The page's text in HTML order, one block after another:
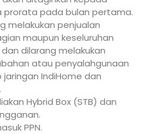
prorata pada bulan pertama.
melakukan penjualan
maupun keseluruhan
dilarang melakukan
atau penyalahgunaan
IndiHome dan
Hybrid Box (STB) dan
PPN.